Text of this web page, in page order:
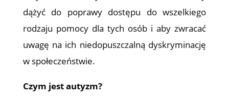
dążyć do poprawy dostępu do wszelkiego
rodzaju pomocy dla tych osób i aby zwracać
uwagę na ich niedopuszczalną dyskryminację
w społeczeństwie.
Czym jest autyzm?